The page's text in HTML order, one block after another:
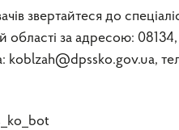
звертайтеся до
області за адресою: 08134,
koblzah@dpssko.gov.ua,